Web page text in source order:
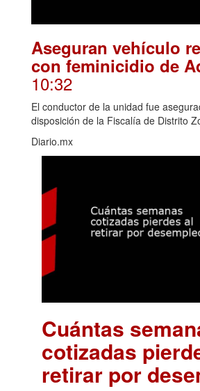
Aseguran vehículo
con feminicidio de
10:32
El conductor de la unidad fue
disposición de la Fiscalía de Distrito
Diario.mx
Cuántas
cotizadas
retirar por